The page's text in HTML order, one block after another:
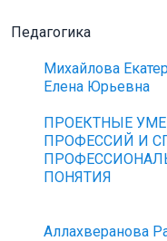
Педагогика
Михайлова
Елена Юрьевна
ПРОЕКТНЫЕ
ПРОФЕССИЙ И
ПОНЯТИЯ
Аллахверанова